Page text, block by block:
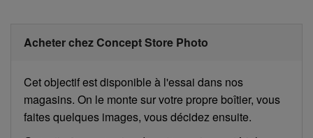
Acheter chez Concept Store Photo
Cet objectif est disponible à l'essai dans nos
magasins. On le monte sur votre propre boîtier, vous
faites quelques images, vous décidez ensuite.